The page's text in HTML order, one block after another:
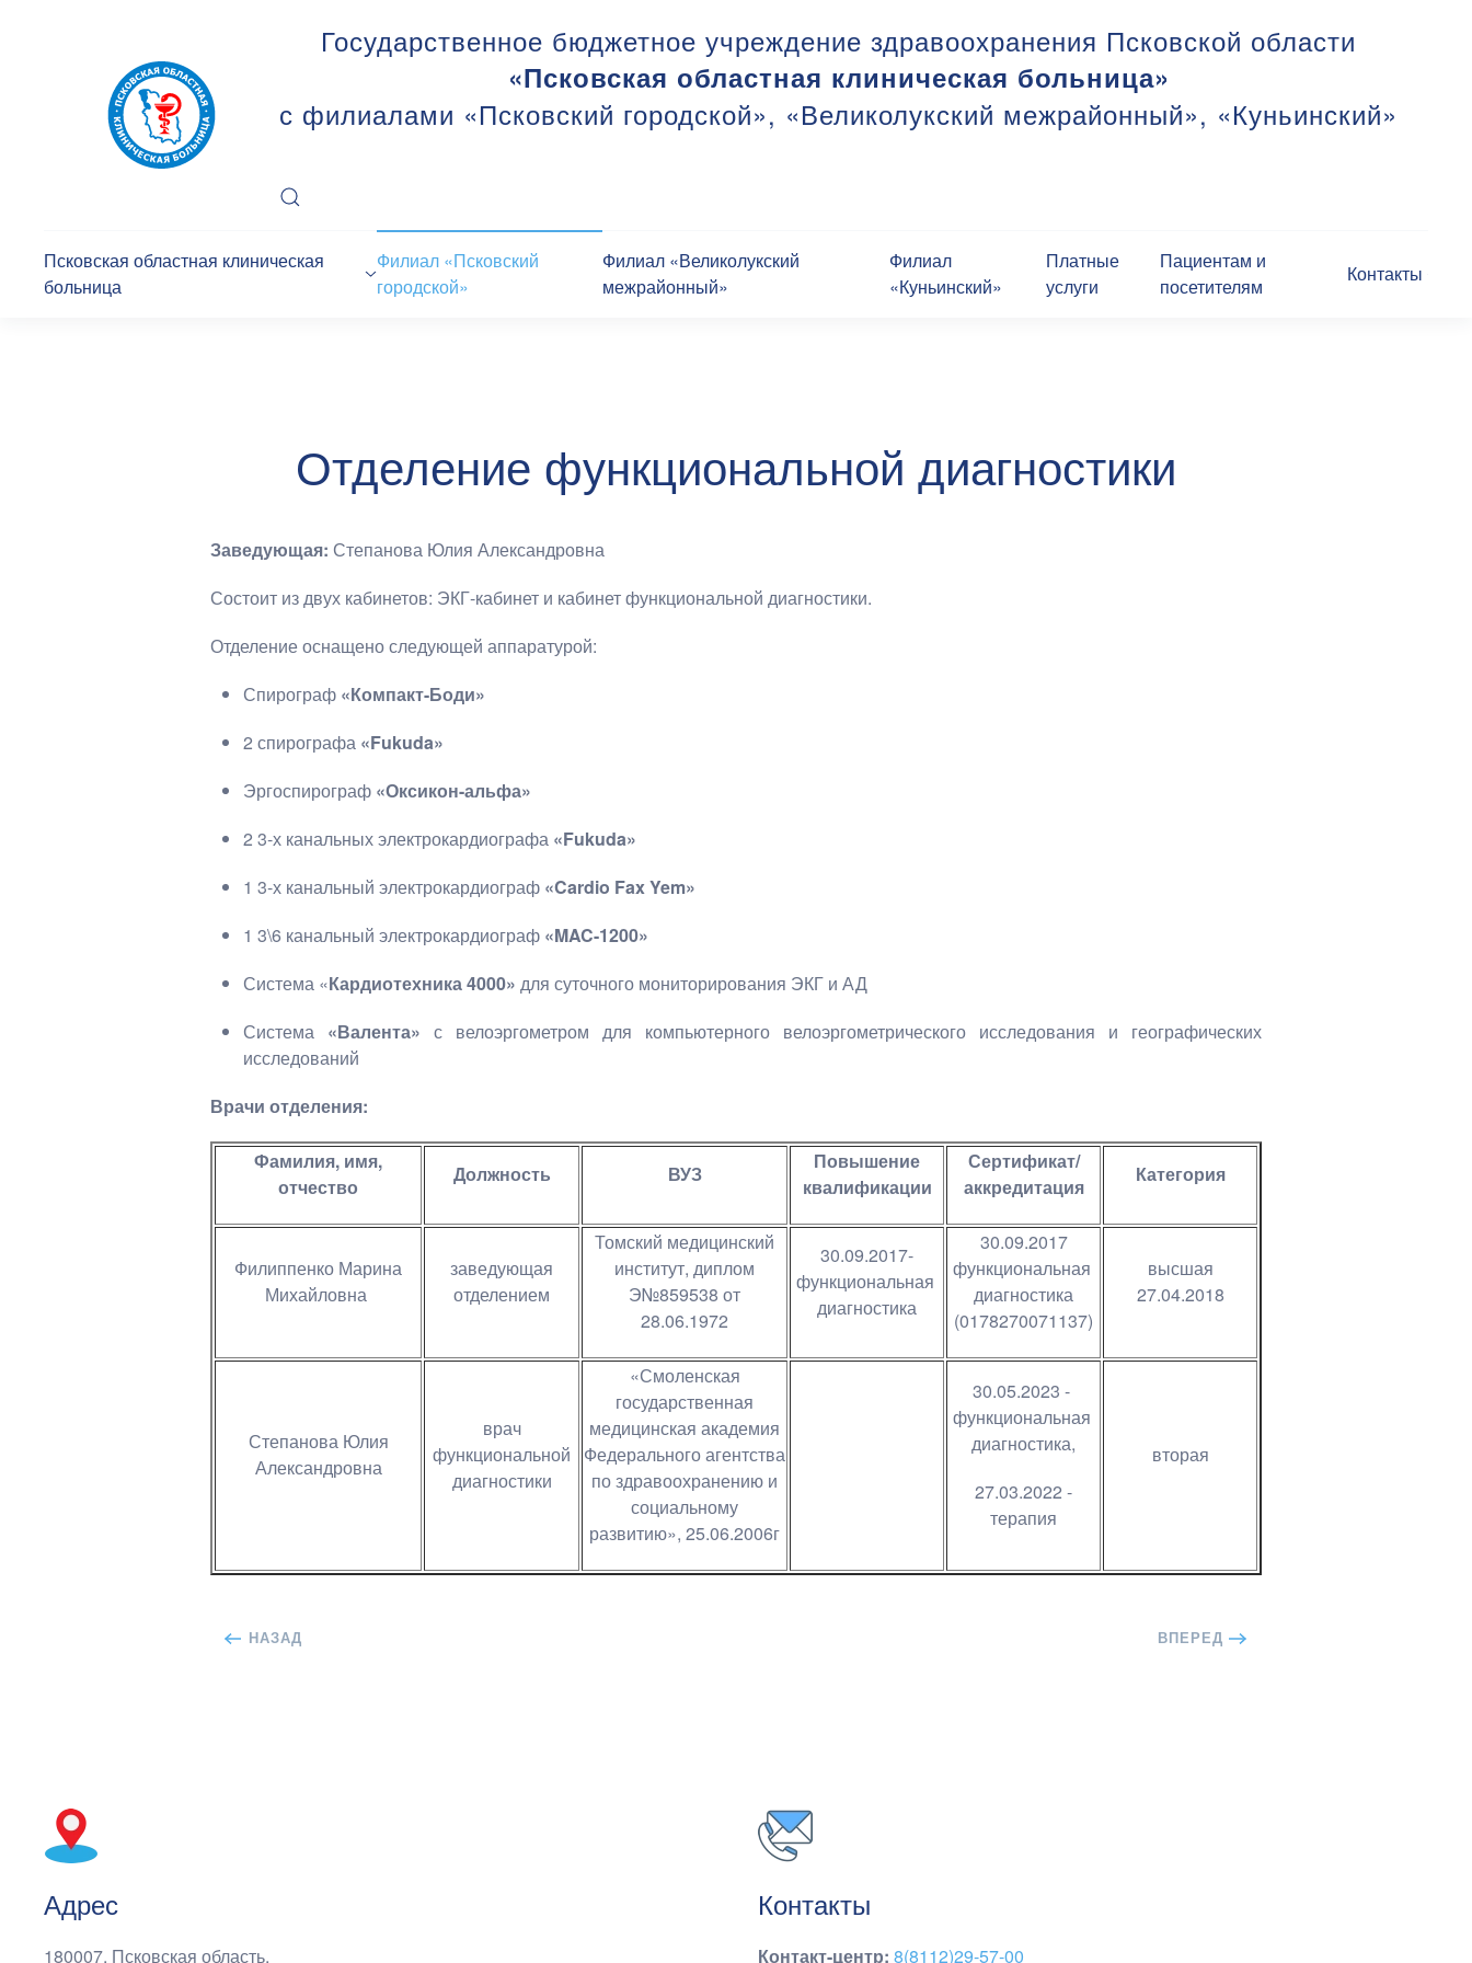
Государственное бюджетное учреждение здравоохранения Псковской области
«Псковская областная клиническая больница»
с филиалами «Псковский городской», «Великолукский межрайонный», «Куньинский»
Псковская областная клиническая
больница
Филиал «Псковский
городской»
Филиал «Великолукский
межрайонный»
Филиал
«Куньинский»
Платные
услуги
Пациентам и
посетителям
Контакты
Отделение функциональной диагностики
Заведующая: Степанова Юлия Александровна
Состоит из двух кабинетов: ЭКГ-кабинет и кабинет функциональной диагностики.
Отделение оснащено следующей аппаратурой:
Спирограф «Компакт-Боди»
2 спирографа «Fukuda»
Эргоспирограф «Оксикон-альфа»
2 3-х канальных электрокардиографа «Fukuda»
1 3-х канальный электрокардиограф «Cardio Fax Yem»
1 3\6 канальный электрокардиограф «MAC-1200»
Система «Кардиотехника 4000» для суточного мониторирования ЭКГ и АД
Система «Валента» с велоэргометром для компьютерного велоэргометрического исследования и географических
исследований
Врачи отделения:
Фамилия, имя,
отчество
Должность ВУЗ
Повышение
квалификации
Сертификат/
аккредитация
Категория
Филиппенко Марина
Михайловна
заведующая
отделением
Томский медицинский
институт, диплом
Э№859538 от
28.06.1972
30.09.2017-
функциональная
диагностика
30.09.2017
функциональная
диагностика
(0178270071137)
высшая
27.04.2018
Степанова Юлия
Александровна
врач
функциональной
диагностики
«Смоленская
государственная
медицинская академия
Федерального агентства
по здравоохранению и
социальному
развитию», 25.06.2006г
30.05.2023 -
функциональная
диагностика,
27.03.2022 -
терапия
вторая
НАЗАД ВПЕРЕД
Адрес
180007, Псковская область,
Контакты
Контакт-центр: 8(8112)29-57-00